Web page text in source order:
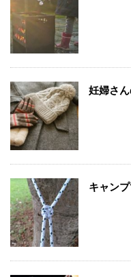
妊婦さ
キャン